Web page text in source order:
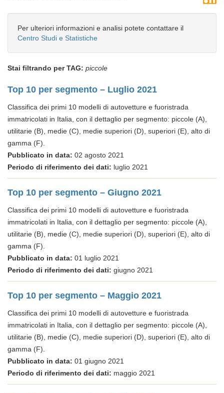
Per ulteriori informazioni e analisi potete contattare il
Centro Studi e Statistiche
Stai filtrando per TAG: piccole
Top 10 per segmento – Luglio 2021
Classifica dei primi 10 modelli di autovetture e fuoristrada
immatricolati in Italia, con il dettaglio per segmento: piccole (A),
utilitarie (B), medie (C), medie superiori (D), superiori (E), alto di
gamma (F).
Pubblicato in data: 02 agosto 2021
Periodo di riferimento dei dati: luglio 2021
Top 10 per segmento – Giugno 2021
Classifica dei primi 10 modelli di autovetture e fuoristrada
immatricolati in Italia, con il dettaglio per segmento: piccole (A),
utilitarie (B), medie (C), medie superiori (D), superiori (E), alto di
gamma (F).
Pubblicato in data: 01 luglio 2021
Periodo di riferimento dei dati: giugno 2021
Top 10 per segmento – Maggio 2021
Classifica dei primi 10 modelli di autovetture e fuoristrada
immatricolati in Italia, con il dettaglio per segmento: piccole (A),
utilitarie (B), medie (C), medie superiori (D), superiori (E), alto di
gamma (F).
Pubblicato in data: 01 giugno 2021
Periodo di riferimento dei dati: maggio 2021